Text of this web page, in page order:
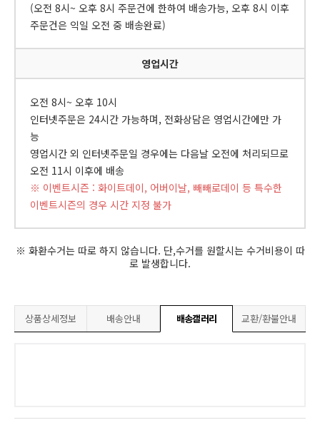
(오전 8시~ 오후 8시 주문건에 한하여 배송가능, 오후 8시 이후
주문건은 익일 오전 중 배송완료)
영업시간
오전 8시~ 오후 10시
인터넷주문은 24시간 가능하며, 전화상담은 영업시간에만 가
능
영업시간 외 인터넷주문일 경우에는 다음날 오전에 처리되므로
오전 11시 이후에 배송
※ 이벤트시즌 : 화이트데이, 어버이날, 빼빼로데이 등 특수한
이벤트시즌의 경우 시간 지정 불가
※ 화환수거는 따로 하지 않습니다. 단,수거를 원할시는 수거비용이 따
로 발생합니다.
상품상세정보 배송안내 배송갤러리 교환/환불안내